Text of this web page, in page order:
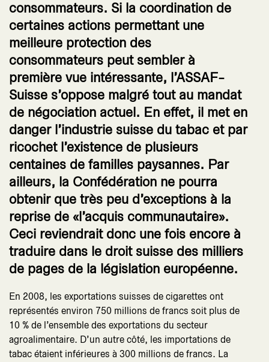
consommateurs. Si la coordination de
certaines actions permettant une
meilleure protection des
consommateurs peut sembler à
première vue intéressante, l’ASSAF-
Suisse s’oppose malgré tout au mandat
de négociation actuel. En effet, il met en
danger l’industrie suisse du tabac et par
ricochet l’existence de plusieurs
centaines de familles paysannes. Par
ailleurs, la Confédération ne pourra
obtenir que très peu d’exceptions à la
reprise de «l’acquis communautaire».
Ceci reviendrait donc une fois encore à
traduire dans le droit suisse des milliers
de pages de la législation européenne.
En 2008, les exportations suisses de cigarettes ont
représentés environ 750 millions de francs soit plus de
10 % de l’ensemble des exportations du secteur
agroalimentaire. D’un autre côté, les importations de
tabac étaient inférieures à 300 millions de francs. La